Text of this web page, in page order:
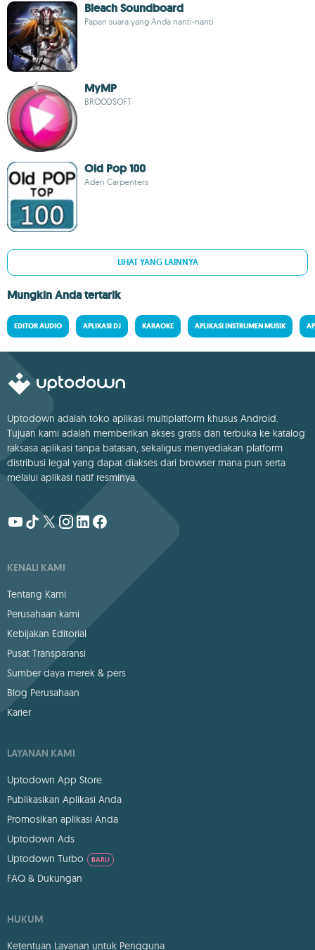
Bleach Soundboard
Papan suara yang Anda nanti-nanti
MyMP
BROODSOFT
Old Pop 100
Aden Carpenters
LIHAT YANG LAINNYA
Mungkin Anda tertarik
EDITOR AUDIO APLIKASI DJ KARAOKE APLIKASI INSTRUMEN MUSIK
Uptodown adalah toko aplikasi multiplatform khusus Android.
Tujuan kami adalah memberikan akses gratis dan terbuka ke katalog
raksasa aplikasi tanpa batasan, sekaligus menyediakan platform
distribusi legal yang dapat diakses dari browser mana pun serta
melalui aplikasi natif resminya.
KENALI KAMI
Tentang Kami
Perusahaan kami
Kebijakan Editorial
Pusat Transparansi
Sumber daya merek & pers
Blog Perusahaan
Karier
LAYANAN KAMI
Uptodown App Store
Publikasikan Aplikasi Anda
Promosikan aplikasi Anda
Uptodown Ads
Uptodown Turbo
BARU
FAQ & Dukungan
HUKUM
Ketentuan Layanan untuk Pengguna